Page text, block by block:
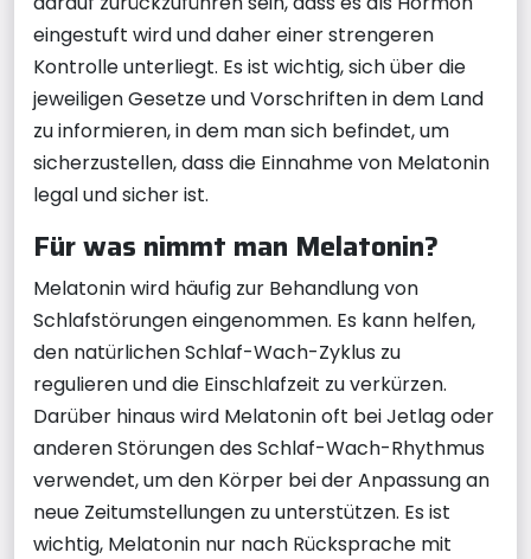
eingestuft wird und daher einer strengeren
Kontrolle unterliegt. Es ist wichtig, sich über die
jeweiligen Gesetze und Vorschriften in dem Land
zu informieren, in dem man sich befindet, um
sicherzustellen, dass die Einnahme von Melatonin
legal und sicher ist.
Für was nimmt man Melatonin?
Melatonin wird häufig zur Behandlung von
Schlafstörungen eingenommen. Es kann helfen,
den natürlichen Schlaf-Wach-Zyklus zu
regulieren und die Einschlafzeit zu verkürzen.
Darüber hinaus wird Melatonin oft bei Jetlag oder
anderen Störungen des Schlaf-Wach-Rhythmus
verwendet, um den Körper bei der Anpassung an
neue Zeitumstellungen zu unterstützen. Es ist
wichtig, Melatonin nur nach Rücksprache mit